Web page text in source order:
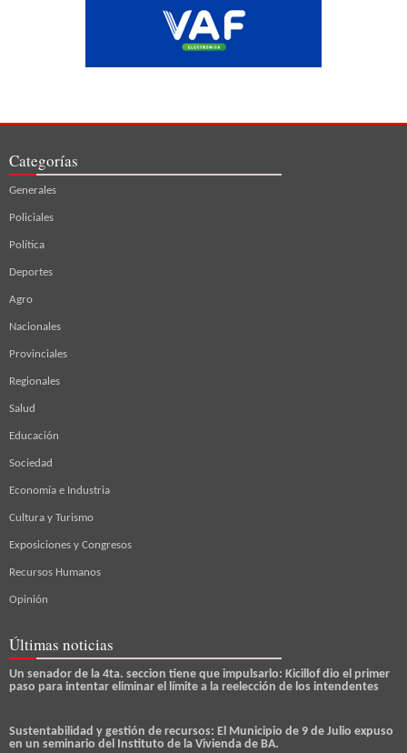
Categorías
Generales
Policiales
Política
Deportes
Agro
Nacionales
Provinciales
Regionales
Salud
Educación
Sociedad
Economía e Industria
Cultura y Turismo
Exposiciones y Congresos
Recursos Humanos
Opinión
Últimas noticias
Un senador de la 4ta. seccion tiene que impulsarlo: Kicillof dio el primer
paso para intentar eliminar el límite a la reelección de los intendentes
Sustentabilidad y gestión de recursos: El Municipio de 9 de Julio expuso
en un seminario del Instituto de la Vivienda de BA.